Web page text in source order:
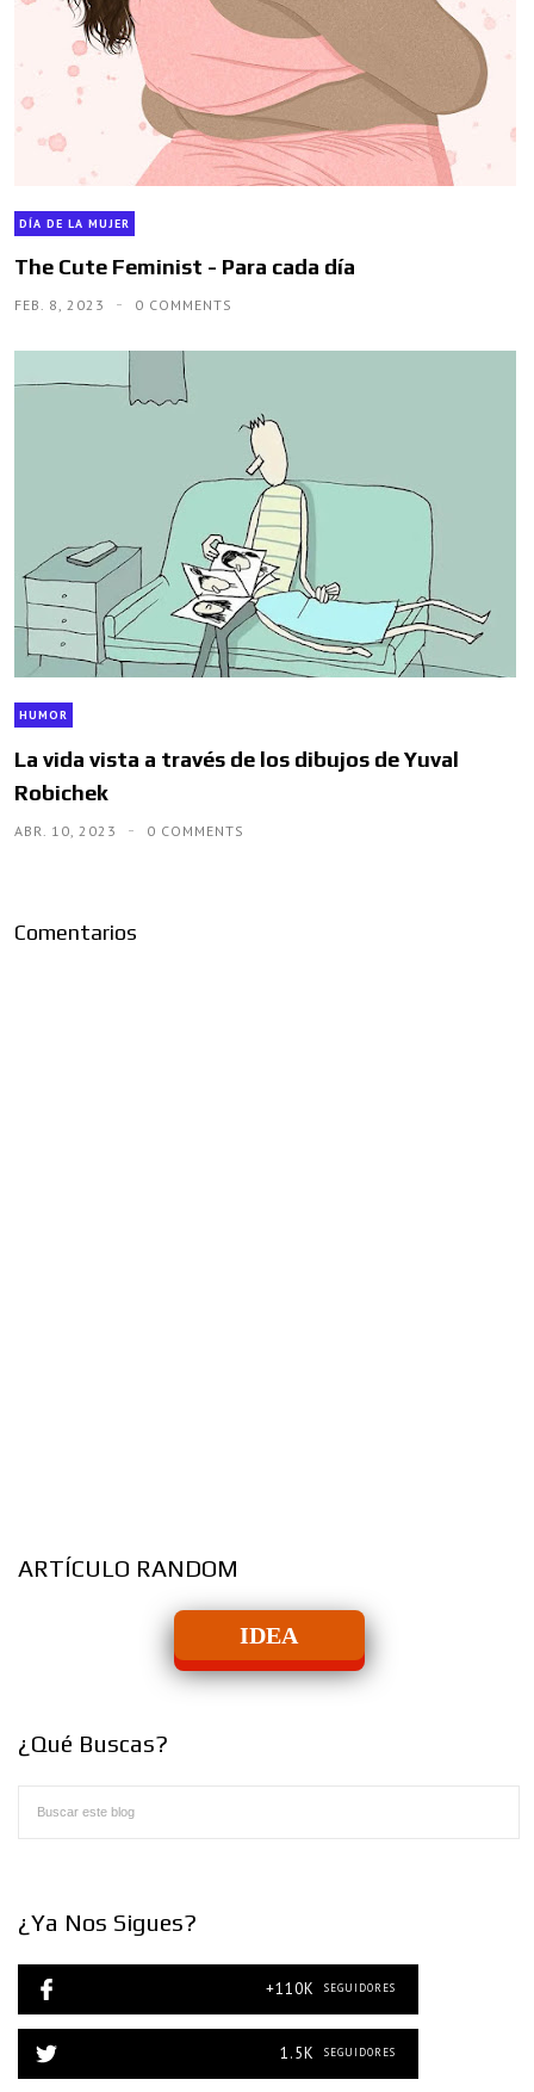
DÍA DE LA MUJER
The Cute Feminist - Para cada día
FEB. 8, 2023 0 COMMENTS
HUMOR
La vida vista a través de los dibujos de Yuval
Robichek
ABR. 10, 2023 0 COMMENTS
Comentarios
ARTÍCULO RANDOM
IDEA
¿Qué Buscas?
¿Ya Nos Sigues?
+110K SEGUIDORES
1.5K SEGUIDORES